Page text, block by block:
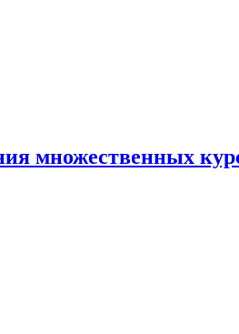
множественных